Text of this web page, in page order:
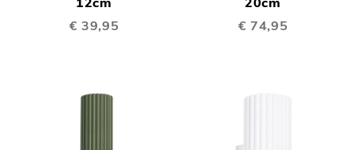
€ 39,95
€ 74,95